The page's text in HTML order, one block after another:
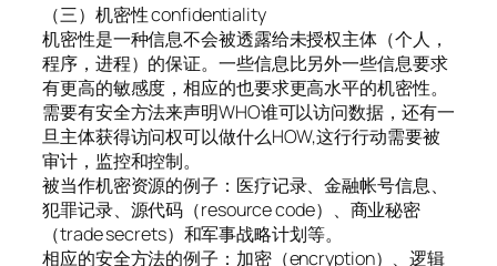
（三）机密性 confidentiality
机密性是一种信息不会被透露给未授权主体（个人，
程序，进程）的保证。一些信息比另外一些信息要求
有更高的敏感度，相应的也要求更高水平的机密性。
需要有安全方法来声明WHO谁可以访问数据，还有一
旦主体获得访问权可以做什么HOW,这行行动需要被
审计，监控和控制。
被当作机密资源的例子：医疗记录、金融帐号信息、
犯罪记录、源代码（resource code）、商业秘密
（trade secrets）和军事战略计划等。
相应的安全方法的例子：加密（encryption）、逻辑